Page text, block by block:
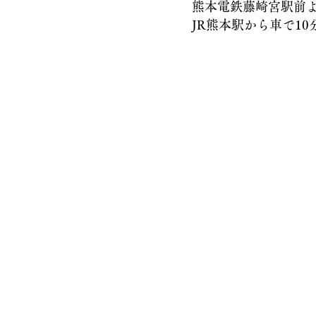
熊本電鉄藤崎宮駅前よ
JR熊本駅から車で10